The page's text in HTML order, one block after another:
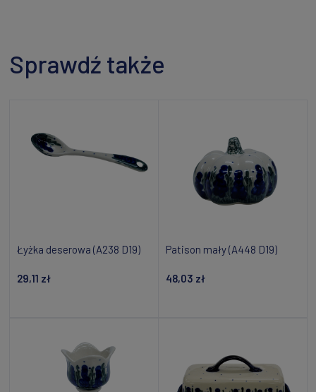
Sprawdź także
Łyżka deserowa (A238 D19)
29,11 zł
Patison mały (A448 D19)
48,03 zł